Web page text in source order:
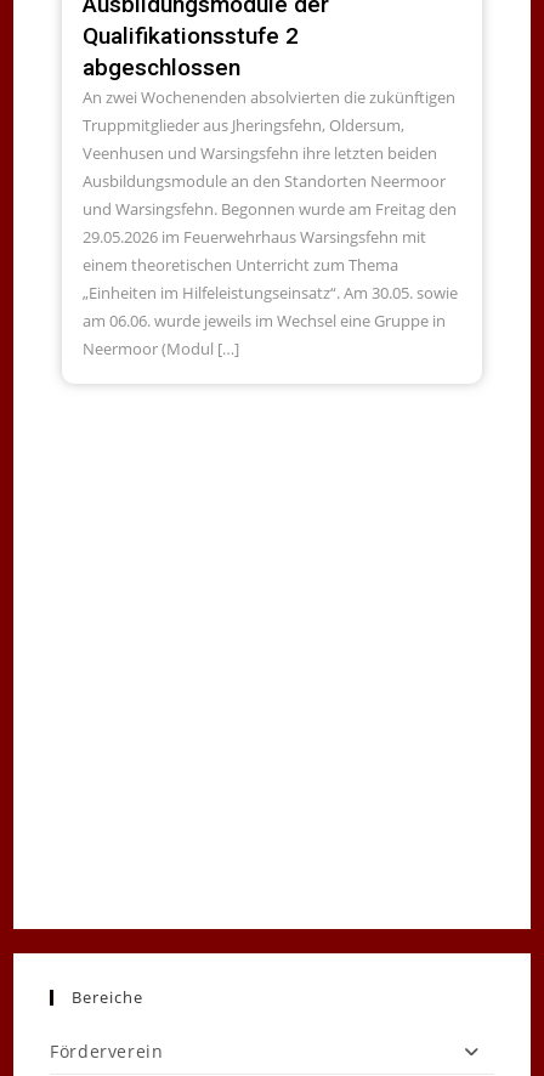
Qualifikationsstufe 2
abgeschlossen
An zwei Wochenenden absolvierten die zukünftigen
Truppmitglieder aus Jheringsfehn, Oldersum,
Veenhusen und Warsingsfehn ihre letzten beiden
Ausbildungsmodule an den Standorten Neermoor
und Warsingsfehn. Begonnen wurde am Freitag den
29.05.2026 im Feuerwehrhaus Warsingsfehn mit
einem theoretischen Unterricht zum Thema
„Einheiten im Hilfeleistungseinsatz“. Am 30.05. sowie
am 06.06. wurde jeweils im Wechsel eine Gruppe in
Neermoor (Modul […]
Bereiche
Förderverein